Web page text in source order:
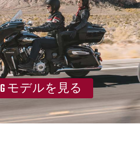
モデルを見る